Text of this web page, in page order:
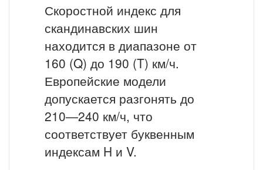
Скоростной индекс для
скандинавских шин
находится в диапазоне от
160 (Q) до 190 (T) км/ч.
Европейские модели
допускается разгонять до
210—240 км/ч, что
соответствует буквенным
индексам H и V.